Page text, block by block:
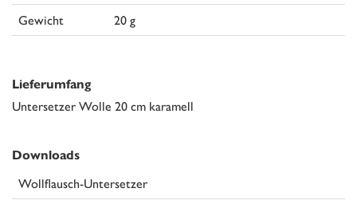
Gewicht
20 g
Lieferumfang
Untersetzer Wolle 20 cm karamell
Downloads
Wollflausch-Untersetzer